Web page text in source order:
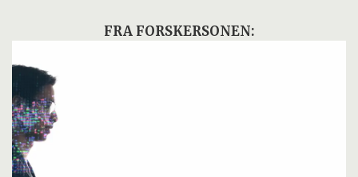
FRA FORSKERSONEN: